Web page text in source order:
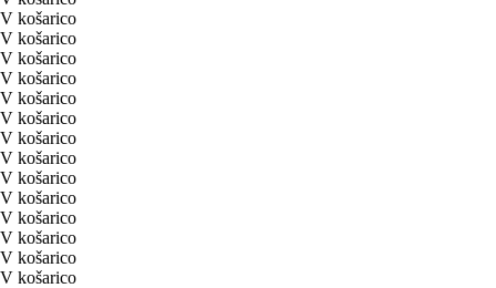
V košarico
V košarico
V košarico
V košarico
V košarico
V košarico
V košarico
V košarico
V košarico
V košarico
V košarico
V košarico
V košarico
V košarico